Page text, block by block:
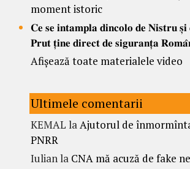
moment istoric
𝐂𝐞 𝐬𝐞 𝐢𝐧𝐭𝐚𝐦𝐩𝐥𝐚 𝐝𝐢𝐧𝐜𝐨𝐥𝐨 𝐝𝐞 𝐍𝐢𝐬𝐭𝐫𝐮 𝐬̦𝐢
𝐏𝐫𝐮𝐭 𝐭̦𝐢𝐧𝐞 𝐝𝐢𝐫𝐞𝐜𝐭 𝐝𝐞 𝐬𝐢𝐠𝐮𝐫𝐚𝐧𝐭̦𝐚
Afișează toate materialele video
Ultimele comentarii
KEMAL la Ajutorul de
PNRR
Iulian la CNA mă acuză de fake